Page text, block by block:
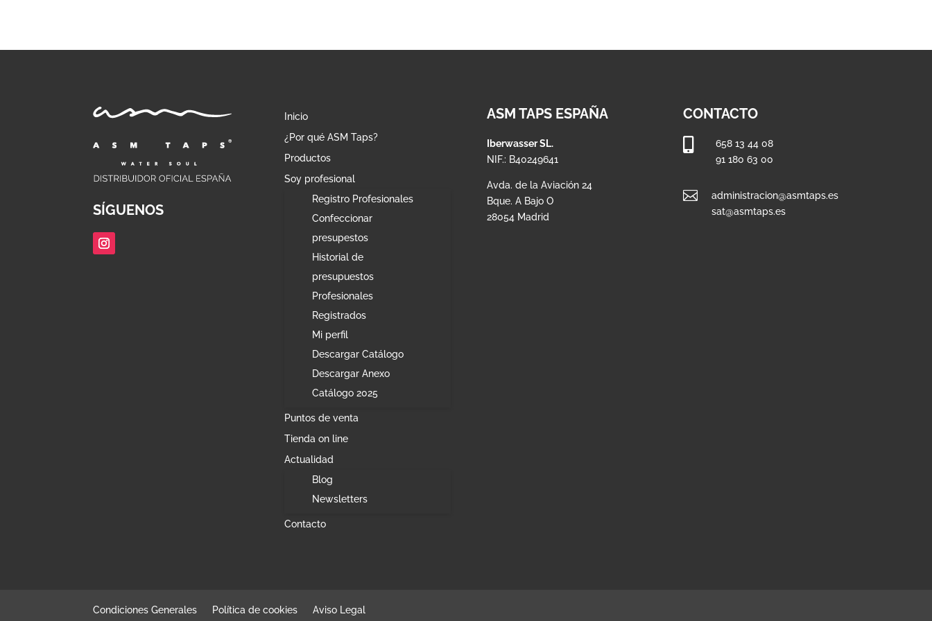
SÍGUENOS
Inicio
¿Por qué ASM Taps?
Productos
Soy profesional
Registro Profesionales
Confeccionar
presupestos
Historial de
presupuestos
Profesionales
Registrados
Mi perfil
Descargar Catálogo
Descargar Anexo
Catálogo 2025
Puntos de venta
Tienda on line
Actualidad
Blog
Newsletters
Contacto
ASM TAPS ESPAÑA
Iberwasser SL.
NIF.: B40249641
Avda. de la Aviación 24
Bque. A Bajo O
28054 Madrid
CONTACTO
658 13 44 08
91 180 63 00

administracion@asmtaps.es
sat@asmtaps.es
Condiciones Generales Política de cookies Aviso Legal